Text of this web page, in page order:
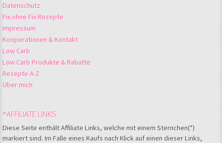
Datenschutz
Fix ohne Fix Rezepte
Impressum
Kooperationen & Kontakt
Low Carb
Low Carb Produkte & Rabatte
Rezepte A-Z
Über mich
*AFFILIATE LINKS
Diese Seite enthält Affiliate Links, welche mit einem Sternchen(*)
markiert sind. Im Falle eines Kaufs nach Klick auf einen dieser Links,